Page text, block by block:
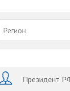
Регион
Президент